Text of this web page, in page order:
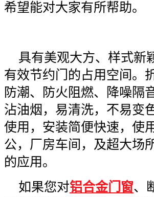
希望能对大家有所帮助。
具有美观大方、样式新
有效节约门的占用空间。
防潮、防火阻燃、降噪隔
沾油烟，易清洗，不易变
使用，安装简便快速，使
公，厂房车间，及超大场
的应用。
如果您对铝合金门窗、